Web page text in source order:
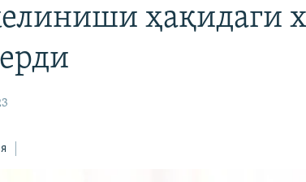
ҳақидаги